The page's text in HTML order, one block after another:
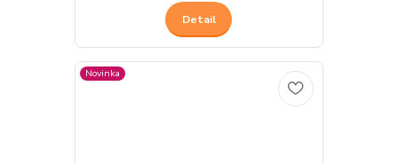
Detail
Novinka